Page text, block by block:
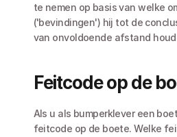
te nemen op basis van welke
('bevindingen') hij tot de
van onvoldoende afstand
Feitcode op de
Als u als bumperklever een
feitcode op de boete. Welke